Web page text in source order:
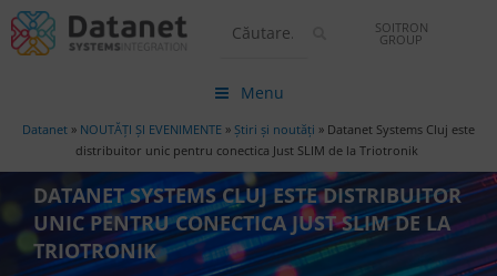
SOITRON
GROUP
Menu
Datanet » NOUTĂȚI ȘI EVENIMENTE » Știri și noutăți » Datanet Systems Cluj este
distribuitor unic pentru conectica Just SLIM de la Triotronik
DATANET SYSTEMS CLUJ ESTE DISTRIBUITOR
UNIC PENTRU CONECTICA JUST SLIM DE LA
TRIOTRONIK